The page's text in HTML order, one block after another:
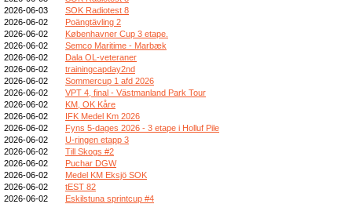
2026-06-03
SOK Radiotest 8
2026-06-02
Poängtävling 2
2026-06-02
Københavner Cup 3 etape.
2026-06-02
Semco Maritime - Marbæk
2026-06-02
Dala OL-veteraner
2026-06-02
trainingcapday2nd
2026-06-02
Sommercup 1 afd 2026
2026-06-02
VPT 4, final - Västmanland Park Tour
2026-06-02
KM, OK Kåre
2026-06-02
IFK Medel Km 2026
2026-06-02
Fyns 5-dages 2026 - 3 etape i Holluf Pile
2026-06-02
U-ringen etapp 3
2026-06-02
Till Skogs #2
2026-06-02
Puchar DGW
2026-06-02
Medel KM Eksjö SOK
2026-06-02
tEST 82
2026-06-02
Eskilstuna sprintcup #4